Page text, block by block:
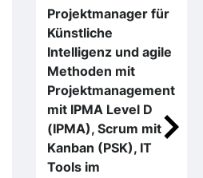
Projektmanager für
Künstliche
Intelligenz und agile
Methoden mit
Projektmanagement
mit IPMA Level D
(IPMA), Scrum mit
Kanban (PSK), IT
Tools im